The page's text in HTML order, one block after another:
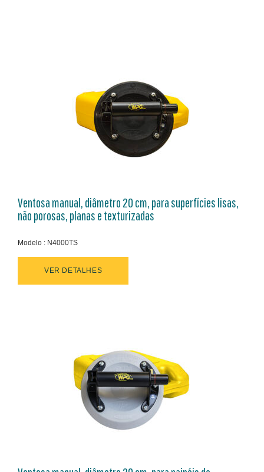
Ventosa manual, diâmetro 20 cm, para superfícies lisas,
não porosas, planas e texturizadas
Modelo : N4000TS
VER DETALHES